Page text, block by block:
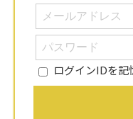
ログインIDを記